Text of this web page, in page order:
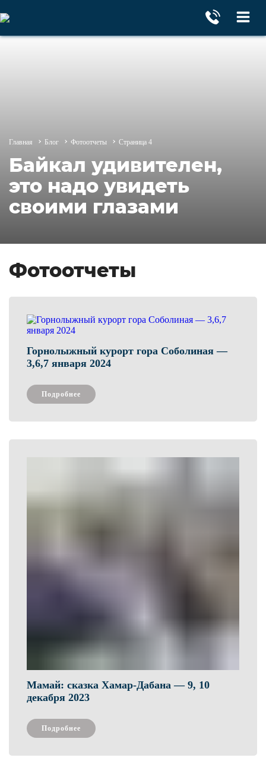
Главная Блог Фотоотчеты Страница 4
Байкал удивителен,
это надо увидеть
своими глазами
Фотоотчеты
Горнолыжный курорт гора Соболиная —
3,6,7 января 2024
Подробнее
Мамай: сказка Хамар-Дабана — 9, 10
декабря 2023
Подробнее